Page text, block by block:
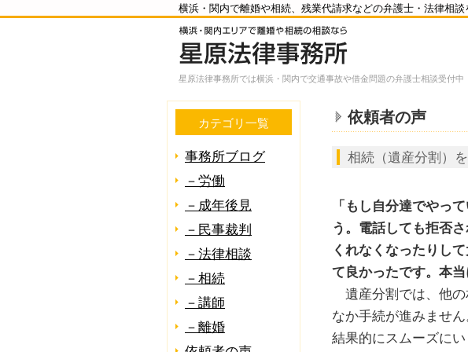
横浜・関内で離婚や相続、残業代請求などの弁護士・法律相談
星原法律事務所では横浜・関内で交通事故や借金問題の弁護士相談受付中
依頼者の声
相続（遺産分割）
「もし自分達でやっ
う。電話しても拒否
くれなくなったりし
て良かったです。本
遺産分割では、他の
なか手続が進みませ
結果的にスムーズにい
カテゴリ一覧
事務所ブログ
－労働
－成年後見
－民事裁判
－法律相談
－相続
－講師
－離婚